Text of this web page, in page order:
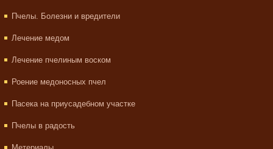
Пчелы. Болезни и вредители
Лечение медом
Лечение пчелиным воском
Роение медоносных пчел
Пасека на приусадебном участке
Пчелы в радость